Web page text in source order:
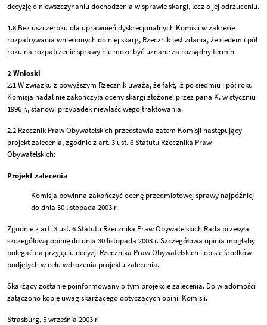
decyzję o niewszczynaniu dochodzenia w sprawie skargi, lecz o jej odrzuceniu.
1.8 Bez uszczerbku dla uprawnień dyskrecjonalnych Komisji w zakresie
rozpatrywania wniesionych do niej skarg, Rzecznik jest zdania, że siedem i pół
roku na rozpatrzenie sprawy nie może być uznane za rozsądny termin.
2 Wnioski
2.1 W związku z powyższym Rzecznik uważa, że fakt, iż po siedmiu i pół roku
Komisja nadal nie zakończyła oceny skargi złożonej przez pana K. w styczniu
1996 r., stanowi przypadek niewłaściwego traktowania.
2.2 Rzecznik Praw Obywatelskich przedstawia zatem Komisji następujący
projekt zalecenia, zgodnie z art. 3 ust. 6 Statutu Rzecznika Praw
Obywatelskich:
Projekt zalecenia
Komisja powinna zakończyć ocenę przedmiotowej sprawy najpóźniej
do dnia 30 listopada 2003 r.
Zgodnie z art. 3 ust. 6 Statutu Rzecznika Praw Obywatelskich Rada przesyła
szczegółową opinię do dnia 30 listopada 2003 r. Szczegółowa opinia mogłaby
polegać na przyjęciu decyzji Rzecznika Praw Obywatelskich i opisie środków
podjętych w celu wdrożenia projektu zalecenia.
Skarżący zostanie poinformowany o tym projekcie zalecenia. Do wiadomości
załączono kopię uwag skarżącego dotyczących opinii Komisji.
Strasburg, 5 września 2003 r.